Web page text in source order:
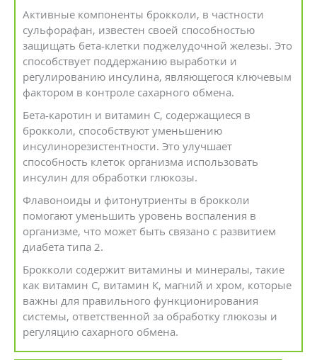
Активные компоненты брокколи, в частности
сульфорафан, известен своей способностью
защищать бета-клетки поджелудочной железы. Это
способствует поддержанию выработки и
регулированию инсулина, являющегося ключевым
фактором в контроле сахарного обмена.
Бета-каротин и витамин С, содержащиеся в
брокколи, способствуют уменьшению
инсулинорезистентности. Это улучшает
способность клеток организма использовать
инсулин для обработки глюкозы.
Флавоноиды и фитонутриенты в брокколи
помогают уменьшить уровень воспаления в
организме, что может быть связано с развитием
диабета типа 2.
Брокколи содержит витамины и минералы, такие
как витамин С, витамин К, магний и хром, которые
важны для правильного функционирования
системы, ответственной за обработку глюкозы и
регуляцию сахарного обмена.